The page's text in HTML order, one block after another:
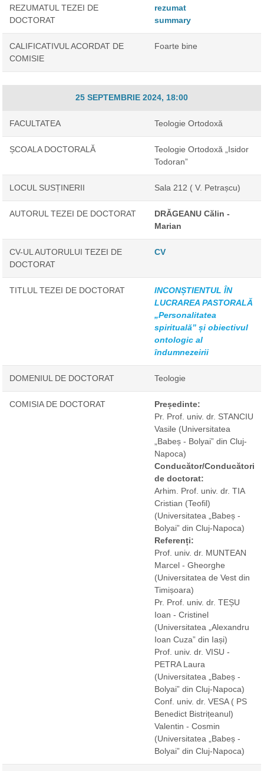
REZUMATUL TEZEI DE
DOCTORAT
rezumat
summary
CALIFICATIVUL ACORDAT DE
COMISIE
Foarte bine
25 SEPTEMBRIE 2024, 18:00
FACULTATEA Teologie Ortodoxă
ȘCOALA DOCTORALĂ
Teologie Ortodoxă „Isidor
Todoran”
LOCUL SUSȚINERII Sala 212 ( V. Petrașcu)
AUTORUL TEZEI DE DOCTORAT
DRĂGEANU Călin -
Marian
CV-UL AUTORULUI TEZEI DE
DOCTORAT
CV
TITLUL TEZEI DE DOCTORAT
INCONȘTIENTUL ÎN
LUCRAREA PASTORALĂ
„Personalitatea
spirituală” și obiectivul
ontologic al
îndumnezeirii
DOMENIUL DE DOCTORAT Teologie
COMISIA DE DOCTORAT
Președinte:
Pr. Prof. univ. dr. STANCIU
Vasile (Universitatea
„Babeș - Bolyai” din Cluj-
Napoca)
Conducător/Conducători
de doctorat:
Arhim. Prof. univ. dr. TIA
Cristian (Teofil)
(Universitatea „Babeș -
Bolyai” din Cluj-Napoca)
Referenți:
Prof. univ. dr. MUNTEAN
Marcel - Gheorghe
(Universitatea de Vest din
Timișoara)
Pr. Prof. univ. dr. TEȘU
Ioan - Cristinel
(Universitatea „Alexandru
Ioan Cuza” din Iași)
Prof. univ. dr. VISU -
PETRA Laura
(Universitatea „Babeș -
Bolyai” din Cluj-Napoca)
Conf. univ. dr. VESA ( PS
Benedict Bistrițeanul)
Valentin - Cosmin
(Universitatea „Babeș -
Bolyai” din Cluj-Napoca)